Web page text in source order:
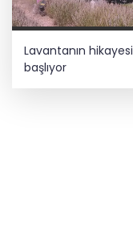
Lavantanın hikayesi
başlıyor